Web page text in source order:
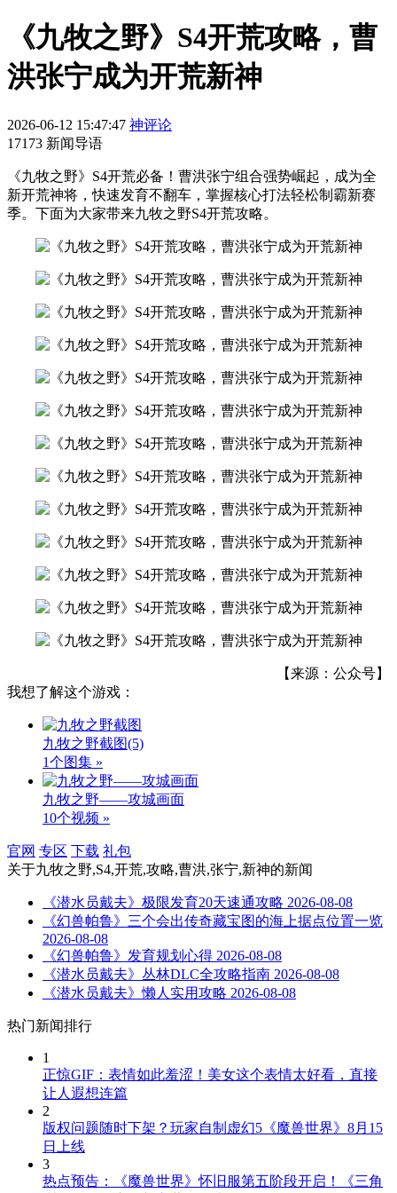
《九牧之野》S4开荒攻略，曹
洪张宁成为开荒新神
2026-06-12 15:47:47 神评论
17173 新闻导语
《九牧之野》S4开荒必备！曹洪张宁组合强势崛起，成为全
新开荒神将，快速发育不翻车，掌握核心打法轻松制霸新赛
季。下面为大家带来九牧之野S4开荒攻略。
【来源：公众号】
我想了解这个游戏：
九牧之野截图(5)
1个图集 »
九牧之野——攻城画面
10个视频 »
官网 专区 下载 礼包
关于九牧之野,S4,开荒,攻略,曹洪,张宁,新神的新闻
《潜水员戴夫》极限发育20天速通攻略 2026-08-08
《幻兽帕鲁》三个会出传奇藏宝图的海上据点位置一览
2026-08-08
《幻兽帕鲁》发育规划心得 2026-08-08
《潜水员戴夫》丛林DLC全攻略指南 2026-08-08
《潜水员戴夫》懒人实用攻略 2026-08-08
热门新闻排行
1
正惊GIF：表情如此羞涩！美女这个表情太好看，直接
让人遐想连篇
2
版权问题随时下架？玩家自制虚幻5《魔兽世界》8月15
日上线
3
热点预告：《魔兽世界》怀旧服第五阶段开启！《三角